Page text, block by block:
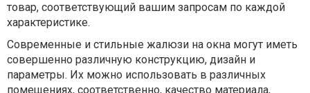
товар, соответствующий вашим запросам по каждой
характеристике.
Современные и стильные жалюзи на окна могут иметь
совершенно различную конструкцию, дизайн и
параметры. Их можно использовать в различных
помещениях, соответственно, качество материала,